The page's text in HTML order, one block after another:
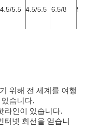
4.5/5.5 4.5/5.5 6.5/8 9/
위해 전 세계를 여행
습니다.
라인이 있습니다.
터넷 회선을 얻습니